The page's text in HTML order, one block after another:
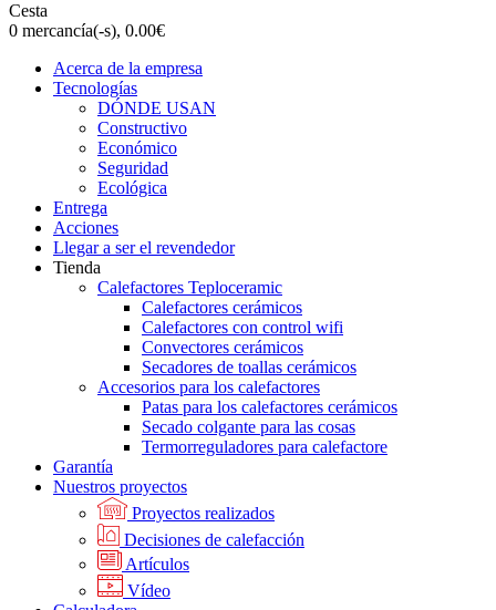
Cesta
0 mercancía(-s), 0.00€
Acerca de la empresa
Tecnologías
DÓNDE USAN
Constructivo
Económico
Seguridad
Ecológica
Entrega
Acciones
Llegar a ser el revendedor
Tienda
Calefactores Teploceramic
Calefactores cerámicos
Calefactores con control wifi
Convectores cerámicos
Secadores de toallas cerámicos
Accesorios para los calefactores
Patas para los calefactores cerámicos
Secado colgante para las cosas
Termorreguladores para calefactore
Garantía
Nuestros proyectos
Proyectos realizados
Decisiones de calefacción
Artículos
Vídeo